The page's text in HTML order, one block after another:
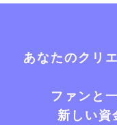
あなたのクリ
ファンと
新しい資